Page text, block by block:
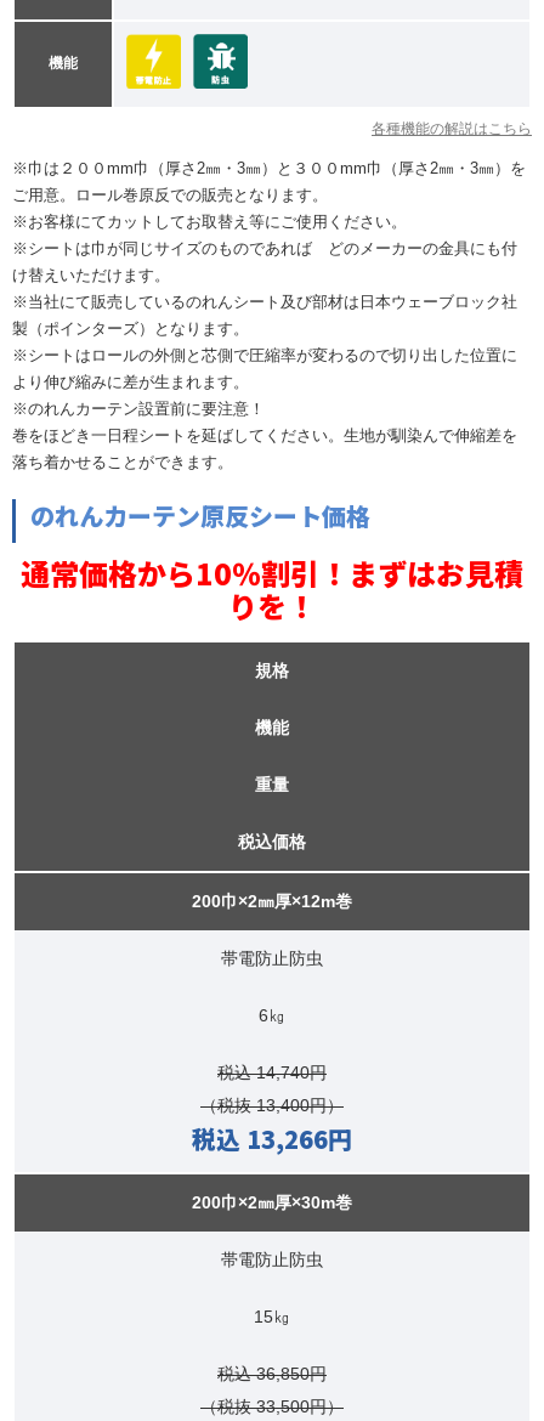
機能
各種機能の解説はこちら
※巾は２００mm巾（厚さ2㎜・3㎜）と３００mm巾（厚さ2㎜・3㎜）を
ご用意。ロール巻原反での販売となります。
※お客様にてカットしてお取替え等にご使用ください。
※シートは巾が同じサイズのものであれば どのメーカーの金具にも付
け替えいただけます。
※当社にて販売しているのれんシート及び部材は日本ウェーブロック社
製（ポインターズ）となります。
※シートはロールの外側と芯側で圧縮率が変わるので切り出した位置に
より伸び縮みに差が生まれます。
※のれんカーテン設置前に要注意！
巻をほどき一日程シートを延ばしてください。生地が馴染んで伸縮差を
落ち着かせることができます。
のれんカーテン原反シート価格
通常価格から10％割引！まずはお見積
りを！
規格
機能
重量
税込価格
200巾×2㎜厚×12m巻
帯電防止防虫
6㎏
税込 14,740円
（税抜 13,400円）
税込 13,266円
200巾×2㎜厚×30m巻
帯電防止防虫
15㎏
税込 36,850円
（税抜 33,500円）